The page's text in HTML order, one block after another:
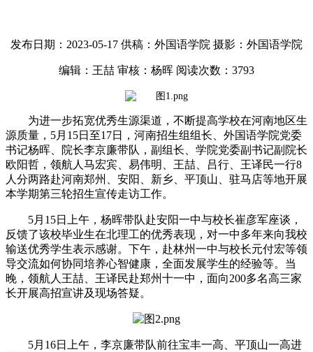
发布日期：2023-05-17 供稿：外国语学院 摄影：外国语学院
编辑：王喆 审核：杨晖 阅读次数： 3793
为进一步拓宽优秀生源渠道，不断提高学校在河南地区生
源质量，5月15日至17日，河南招生组组长、外国语学院党委
书记杨晖、院长李京廉带队，副组长、学院党委副书记副院长
欧阳哲，领航人马宏宾、易伟明、王喆、吕行、王译民一行8
人分两路赴河南郑州、安阳、新乡、平顶山、驻马店等地开展
本学期第三轮招生宣传走访工作。
5月15日上午，杨晖带队赴安阳一中与校长崔彦军座谈，
反馈了该校毕业生在北理工的优秀表现，对一中多年来向我校
输送优秀学生表示感谢。下午，赴林州一中与校长元付宏等领
导交流如何协同培养心智健康，全面发展学生的经验等。当
晚，领航人王喆、王译民赴郑州十一中，面向200多名高三家
长开展高招宣讲及现场答疑。
5月16日上午，李京廉带队前往宝丰一高、平顶山一高进